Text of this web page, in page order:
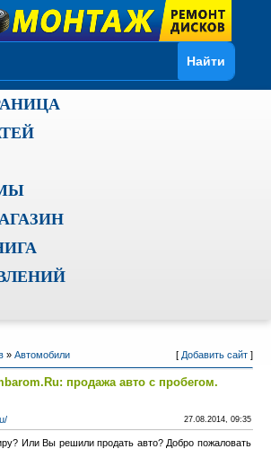
» Автомобили [ Добавить сайт]
продажа авто с пробегом.
27.08.2014, 09:35
Или Вы решили продать авто? Добро пожаловать